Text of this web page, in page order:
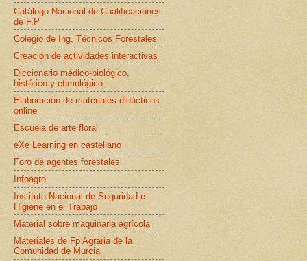
Catálogo Nacional de Cualificaciones
de F.P
Colegio de Ing. Técnicos Forestales
Creación de actividades interactivas
Diccionario médico-biológico,
histórico y etimológico
Elaboración de materiales didácticos
online
Escuela de arte floral
eXe Learning en castellano
Foro de agentes forestales
Infoagro
Instituto Nacional de Seguridad e
Higiene en el Trabajo
Material sobre maquinaria agrícola
Materiales de Fp Agraria de la
Comunidad de Murcia